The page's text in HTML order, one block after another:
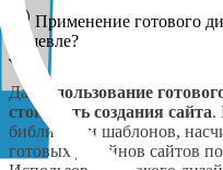
Применение готового
дешевле?
Да, использование
стоимость создания сайта.
библиотеки шаблонов,
готовых дизайнов сайтов